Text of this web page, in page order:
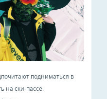
подниматься в
на ски-пассе.